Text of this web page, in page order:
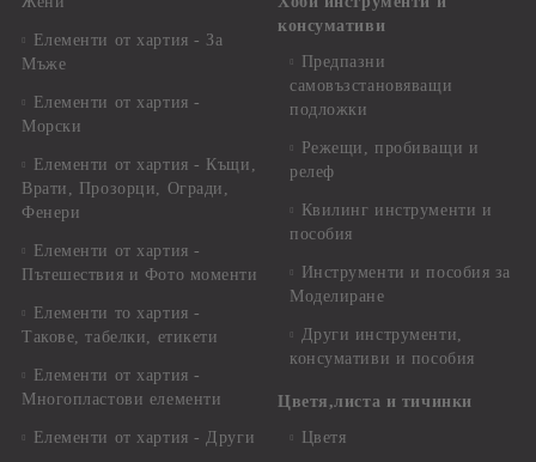
Елементи от хартия - За
Мъже
Елементи от хартия -
Морски
Елементи от хартия - Къщи,
Врати, Прозорци, Огради,
Фенери
Елементи от хартия -
Пътешествия и Фото моменти
Елементи то хартия -
Такове, табелки, етикети
Елементи от хартия -
Многопластови елементи
Елементи от хартия - Други
консумативи
Предпазни
самовъзстановяващи
подложки
Режещи, пробиващи и
релеф
Квилинг инструменти и
пособия
Инструменти и пособия за
Моделиране
Други инструменти,
консумативи и пособия
Цветя,листа и тичинки
Цветя